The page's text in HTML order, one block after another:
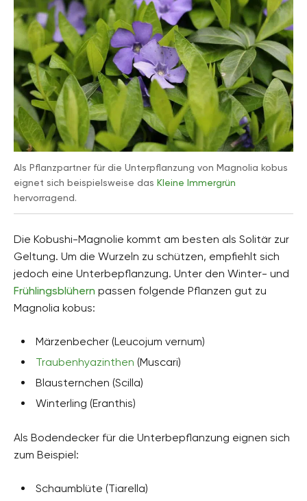
Als Pflanzpartner für die Unterpflanzung von Magnolia kobus
eignet sich beispielsweise das Kleine Immergrün
hervorragend.
Die Kobushi-Magnolie kommt am besten als Solitär zur
Geltung. Um die Wurzeln zu schützen, empfiehlt sich
jedoch eine Unterbepflanzung. Unter den Winter- und
Frühlingsblühern passen folgende Pflanzen gut zu
Magnolia kobus:
Märzenbecher (Leucojum vernum)
Traubenhyazinthen (Muscari)
Blausternchen (Scilla)
Winterling (Eranthis)
Als Bodendecker für die Unterbepflanzung eignen sich
zum Beispiel:
Schaumblüte (Tiarella)